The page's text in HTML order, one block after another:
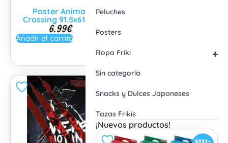
Poster Animal
Crossing 91.5x61cm
6.99€
Añadir al carrito
Peluches
Posters
+
Ropa Friki
Sin categoría
Snacks y Dulces Japoneses
Tazas Frikis
¡Nuevos productos!